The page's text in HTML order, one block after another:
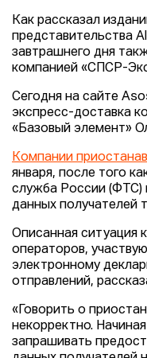
Как рассказал
представительства
завтрашнего дня
компанией «СПСР-
Сегодня на сайте
экспресс-доставка
«Базовый элемент»
Компании
января, после того
служба России (ФТС)
данных получателей
Описанная ситуация
операторов,
электронному
отправлений,
«Говорить о
некорректно.
запрашивать